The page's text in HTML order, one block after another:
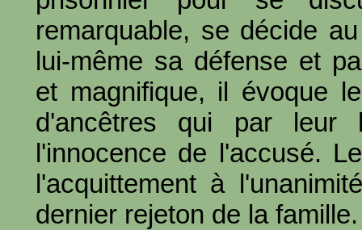
remarquable, se décide
lui-même sa défense et
et magnifique, il évoque
d'ancêtres qui par leur
l'innocence de l'accusé.
l'acquittement à
dernier rejeton de la famille.